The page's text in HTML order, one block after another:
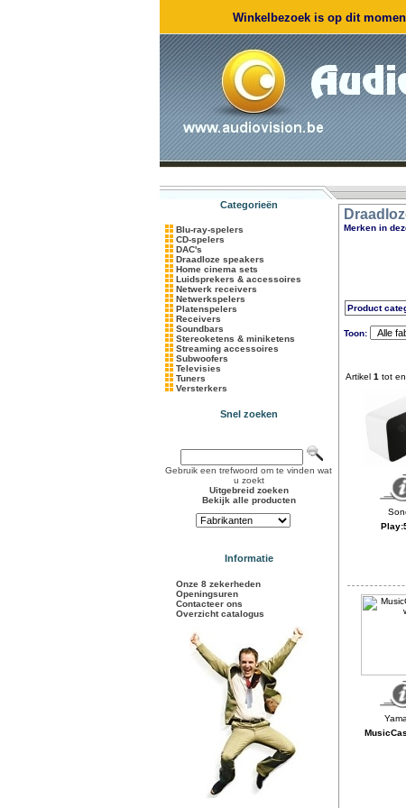
Winkelbezoek is op dit
Categorieën
Blu-ray-spelers
CD-spelers
DAC's
Draadloze speakers
Home cinema sets
Luidsprekers & accessoires
Netwerk receivers
Netwerkspelers
Platenspelers
Receivers
Soundbars
Stereoketens & miniketens
Streaming accessoires
Subwoofers
Televisies
Tuners
Versterkers
Snel zoeken
Gebruik een trefwoord om te vinden wat
u zoekt
Uitgebreid zoeken
Bekijk alle producten
Informatie
Onze 8 zekerheden
Openingsuren
Contacteer ons
Overzicht catalogus
Merken in
Product
Toon:
Artikel 1 tot